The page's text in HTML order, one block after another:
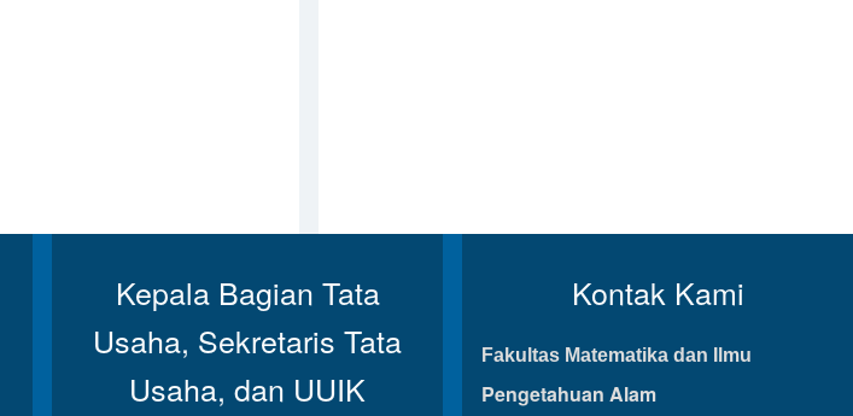
Kepala Bagian Tata
Usaha, Sekretaris Tata
Usaha, dan UUIK
Kontak Kami
Fakultas Matematika dan Ilmu
Pengetahuan Alam